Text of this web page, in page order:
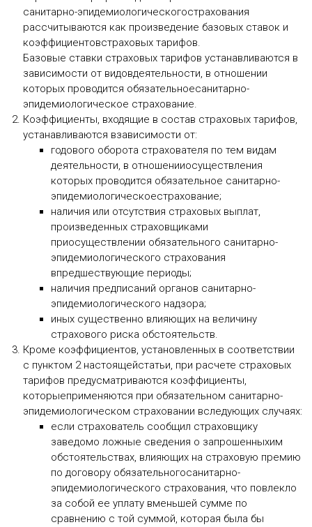
санитарно-эпидемиологическогострахования
рассчитываются как произведение базовых ставок и
коэффициентовстраховых тарифов.
Базовые ставки страховых тарифов устанавливаются в
зависимости от видовдеятельности, в отношении
которых проводится обязательноесанитарно-
эпидемиологическое страхование.
Коэффициенты, входящие в состав страховых тарифов,
устанавливаются взависимости от:
годового оборота страхователя по тем видам
деятельности, в отношенииосуществления
которых проводится обязательное санитарно-
эпидемиологическоестрахование;
наличия или отсутствия страховых выплат,
произведенных страховщиками
приосуществлении обязательного санитарно-
эпидемиологического страхования
впредшествующие периоды;
наличия предписаний органов санитарно-
эпидемиологического надзора;
иных существенно влияющих на величину
страхового риска обстоятельств.
Кроме коэффициентов, установленных в соответствии
с пунктом 2 настоящейстатьи, при расчете страховых
тарифов предусматриваются коэффициенты,
которыеприменяются при обязательном санитарно-
эпидемиологическом страховании вследующих случаях:
если страхователь сообщил страховщику
заведомо ложные сведения о запрошенныхим
обстоятельствах, влияющих на страховую премию
по договору обязательногосанитарно-
эпидемиологического страхования, что повлекло
за собой ее уплату вменьшей сумме по
сравнению с той суммой, которая была бы